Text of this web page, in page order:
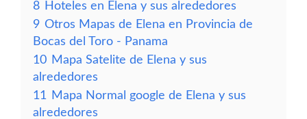
8 Hoteles en Elena y sus alrededores
9 Otros Mapas de Elena en Provincia de
Bocas del Toro - Panama
10 Mapa Satelite de Elena y sus
alrededores
11
Mapa Normal google de Elena y sus
alrededores